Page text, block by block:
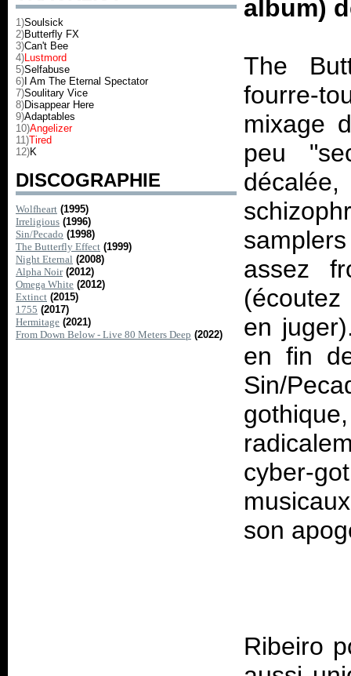
1)Soulsick
2)Butterfly FX
3)Can't Bee
4)Lustmord
5)Selfabuse
6) I Am The Eternal Spectator
7)Soulitary Vice
8)Disappear Here
9)Adaptables
10)Angelizer
11)Tired
12)K
DISCOGRAPHIE
Wolfheart (1995)
Irreligious (1996)
Sin/Pecado (1998)
The Butterfly Effect (1999)
Night Eternal (2008)
Alpha Noir (2012)
Omega White (2012)
Extinct (2015)
1755 (2017)
Hermitage (2021)
From Down Below - Live 80 Meters Deep (2022)
album)
The
fourre-
mixage
peu
assez
en
en fin
Sin/
cyber-
Ribeiro